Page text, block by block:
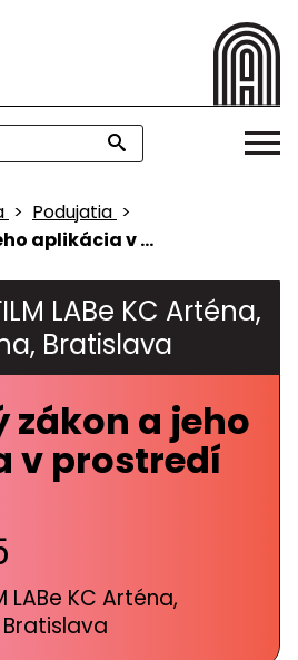
> Podujatia >
aplikácia v …
LABe KC Arténa,
Bratislava
zákon a jeho
v prostredí
LABe KC Arténa,